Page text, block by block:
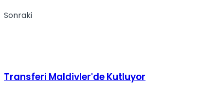
Sonraki
Transferi Maldivler'de Kutluyor